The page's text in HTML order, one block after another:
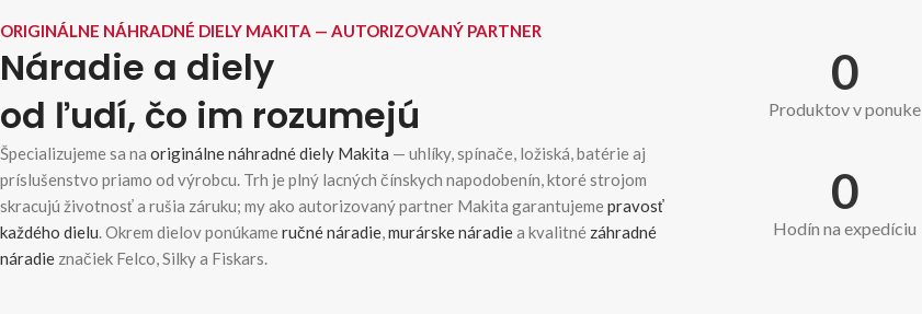
ORIGINÁLNE NÁHRADNÉ DIELY MAKITA — AUTORIZOVANÝ PARTNER
Náradie a diely
od ľudí, čo im rozumejú
Špecializujeme sa na originálne náhradné diely Makita — uhlíky, spínače, ložiská, batérie aj
príslušenstvo priamo od výrobcu. Trh je plný lacných čínskych napodobenín, ktoré strojom
skracujú životnosť a rušia záruku; my ako autorizovaný partner Makita garantujemepravosť
každého dielu. Okrem dielov ponúkameručné náradie,murárske náradiea kvalitné záhradné
náradie značiek Felco, Silky a Fiskars.
0
Produktov v ponuke
0
Hodín na expedíciu